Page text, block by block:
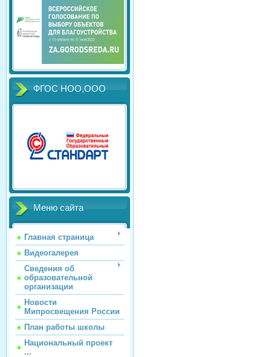
ФГОС НОО,ООО
Меню сайта
Главная страница
Видеогалерея
Сведения об
образовательной
организации
Новости
Мипросвещения России
План работы школы
Национальный проект
...